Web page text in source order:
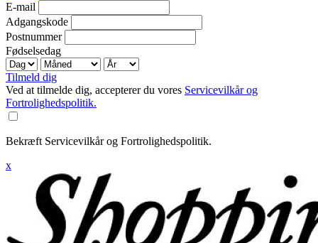
E-mail
Adgangskode
Postnummer
Fødselsedag
Tilmeld dig
Ved at tilmelde dig, accepterer du vores Servicevilkår og
Fortrolighedspolitik.
Bekræft Servicevilkår og Fortrolighedspolitik.
x